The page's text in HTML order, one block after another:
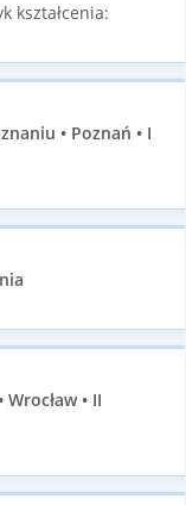
kształcenia:
• Poznań • I
• II